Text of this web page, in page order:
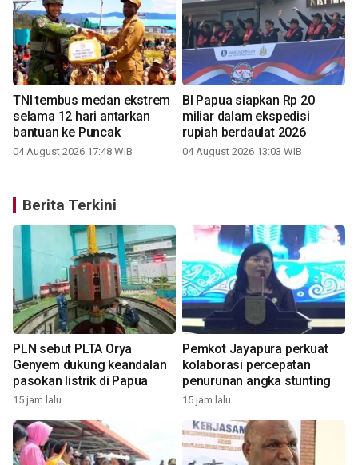
TNI tembus medan ekstrem
selama 12 hari antarkan
bantuan ke Puncak
04 August 2026 17:48 WIB
BI Papua siapkan Rp 20
miliar dalam ekspedisi
rupiah berdaulat 2026
04 August 2026 13:03 WIB
Berita Terkini
PLN sebut PLTA Orya
Genyem dukung keandalan
pasokan listrik di Papua
15 jam lalu
Pemkot Jayapura perkuat
kolaborasi percepatan
penurunan angka stunting
15 jam lalu